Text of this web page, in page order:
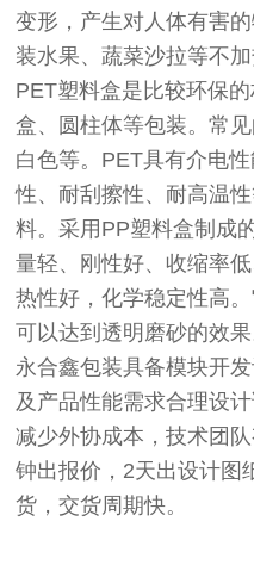
变形，产生对人体有害
装水果、蔬菜沙拉等不加
PET塑料盒是比较环保
盒、圆柱体等包装。常
白色等。PET具有介电
性、耐刮擦性、耐高温
料。采用PP塑料盒制成
量轻、刚性好、收缩率
热性好，化学稳定性高
可以达到透明磨砂的效果
永合鑫包装具备模块开
及产品性能需求合理设
减少外协成本，技术团
钟出报价，2天出设计图
货，交货周期快。